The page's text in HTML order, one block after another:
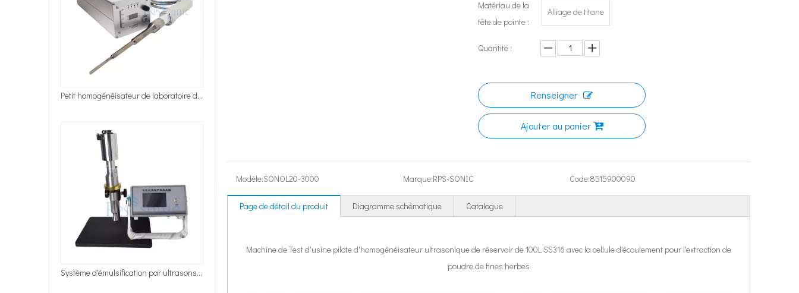
Système d'émulsification par ultrasons pour le traitement des liquides par ultrasons
Système d'homogénéisation ultrasonique de haute qualité pour le système de dégazage et d'aspiration
Matériau de la
tête de pointe :
Alliage de titane
Quantité :
Renseigner
Ajouter au panier
Modèle:SONOL20-3000 Marque:RPS-SONIC Code:8515900090
Page de détail du produit Diagramme schématique Catalogue
Machine de Test d'usine pilote d'homogénéisateur ultrasonique de réservoir de 100L SS316 avec la cellule d'écoulement pour l'extraction de
poudre de fines herbes